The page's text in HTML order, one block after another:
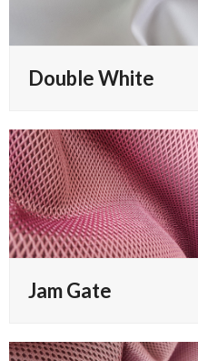
Double White
Jam Gate